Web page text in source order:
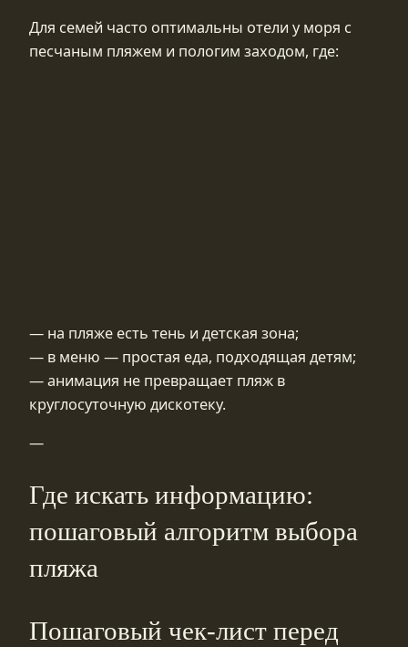
Для семей часто оптимальны отели у моря с
песчаным пляжем и пологим заходом, где:
— на пляже есть тень и детская зона;
— в меню — простая еда, подходящая детям;
— анимация не превращает пляж в
круглосуточную дискотеку.
—
Где искать информацию:
пошаговый алгоритм выбора
пляжа
Пошаговый чек-лист перед